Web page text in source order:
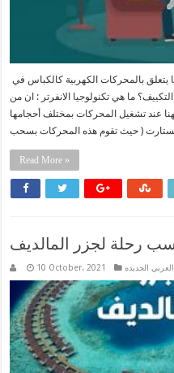
الانفرتر هو أحدث تطور للتكنولوجيا فيما يتعلق بالمحركات الكهربية كالكباس في
التكييف؟ ما هي تكنولوجيا الانفرتر : ان من
عند تشغيل المحركات بمختلف أحجامها
Read More »
رحلة لجزر المالديف
10 October، 2021 الجديده